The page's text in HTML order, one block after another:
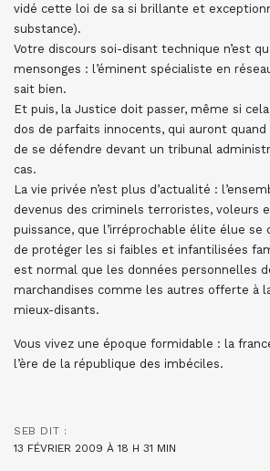
vidé cette loi de sa si brillante et
substance).
Votre discours soi-disant technique n’est
mensonges : l’éminent spécialiste en
sait bien.
Et puis, la Justice doit passer, même si
dos de parfaits innocents, qui auront
de se défendre devant un tribunal
cas.
La vie privée n’est plus d’actualité :
devenus des criminels terroristes, voleurs
puissance, que l’irréprochable élite élue
de protéger les si faibles et infantilisées
est normal que les données personnelles
marchandises comme les autres offerte à
mieux-disants.
Vous vivez une époque formidable : la
l’ère de la république des imbéciles.
SEB DIT :
13 FÉVRIER 2009 À 18 H 31 MIN